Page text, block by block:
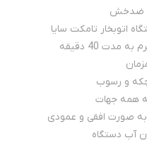
ضدخش
اتوبخار تامکت سایا
40 دقیقه
و رسوب
همه جهات